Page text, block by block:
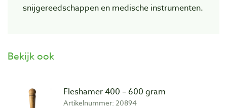
snijgereedschappen en medische instrumenten.
Bekijk ook
Fleshamer 400 – 600 gram
Artikelnummer: 20894